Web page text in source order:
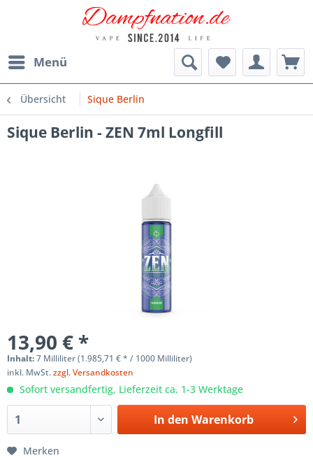
Menü
Übersicht Sique Berlin
Sique Berlin - ZEN 7ml Longfill
13,90 € *
Inhalt:7 Milliliter (1.985,71 € * / 1000 Milliliter)
inkl. MwSt.zzgl. Versandkosten
Sofort versandfertig, Lieferzeit ca. 1-3 Werktage
In den Warenkorb
Merken